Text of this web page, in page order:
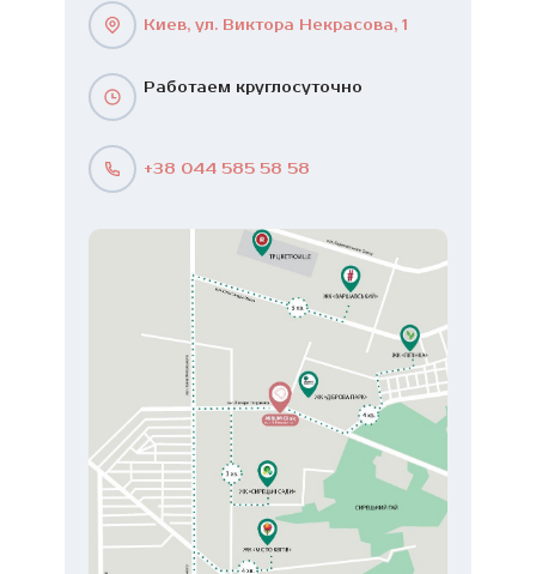
Киев, ул. Виктора Некрасова, 1
Работаем круглосуточно
+38 044 585 58 58